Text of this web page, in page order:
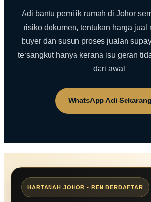
Adi bantu pemilik rumah di Johor
risiko dokumen, tentukan harga jual
buyer dan susun proses jualan
tersangkut hanya kerana isu geran
dari awal.
WhatsApp Adi Sekarang
HARTANAH JOHOR • REN BERDAFTAR